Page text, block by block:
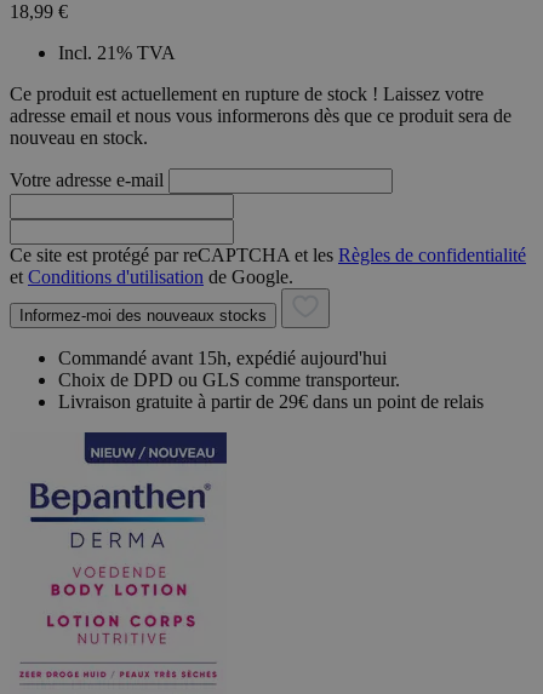
18,99 €
Incl. 21% TVA
Ce produit est actuellement en rupture de stock ! Laissez votre
adresse email et nous vous informerons dès que ce produit sera de
nouveau en stock.
Votre adresse e-mail
Ce site est protégé par reCAPTCHA et les Règles de confidentialité
et Conditions d'utilisation de Google.
Informez-moi des nouveaux stocks
Commandé avant 15h, expédié aujourd'hui
Choix de DPD ou GLS comme transporteur.
Livraison gratuite à partir de 29€ dans un point de relais